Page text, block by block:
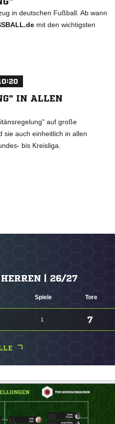
in deutschen Fußball. Ab wann
mit den wichtigsten
IN ALLEN
auf große
sie auch einheitlich in allen
bis Kreisliga.
| 26/27
Spiele Tore
1 7